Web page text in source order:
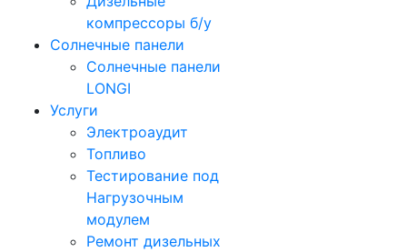
компрессоры б/у
Солнечные панели
Солнечные панели
LONGI
Услуги
Электроаудит
Топливо
Тестирование под
Нагрузочным
модулем
Ремонт дизельных